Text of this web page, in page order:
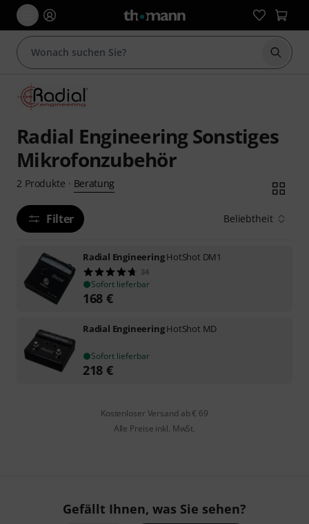
Suche
Radial Engineering Sonstiges
Mikrofonzubehör
2 Produkte · Beratung
Filter Beliebtheit
Radial EngineeringHotShot DM1
34
Sofort lieferbar
168 €
Radial EngineeringHotShot MD
Sofort lieferbar
218 €
Kostenloser Versand ab € 69
Alle Preise inkl. MwSt.
Gefällt Ihnen, was Sie sehen?